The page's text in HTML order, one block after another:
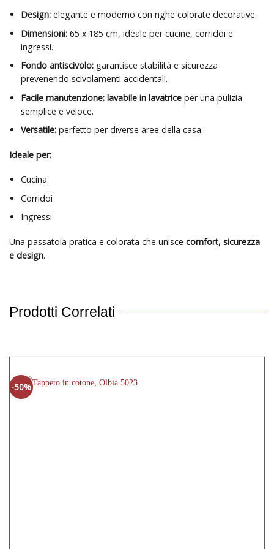
Design:elegante e moderno con righe colorate decorative.
Dimensioni:65 x 185 cm, ideale per cucine, corridoi e
ingressi.
Fondo antiscivolo:garantisce stabilità e sicurezza
prevenendo scivolamenti accidentali.
Facile manutenzione: lavabile in lavatriceper una pulizia
semplice e veloce.
Versatile:perfetto per diverse aree della casa.
Ideale per:
Cucina
Corridoi
Ingressi
Una passatoia pratica e colorata che unisce comfort, sicurezza
e design.
Prodotti Correlati
-50%